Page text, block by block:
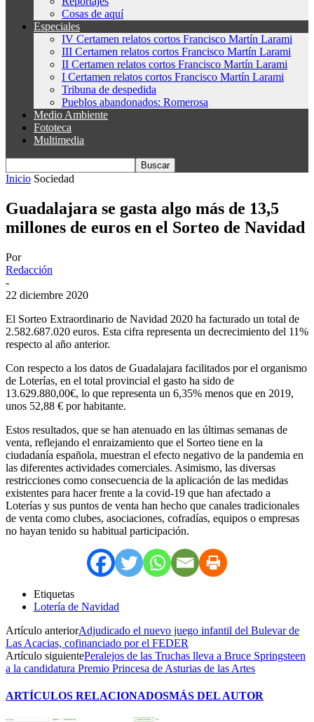
Cosas de aquí
Especiales
IV Certamen relatos cortos Francisco Martín Larami
III Certamen relatos cortos Francisco Martín Larami
II Certamen relatos cortos Francisco Martín Larami
I Certamen relatos cortos Francisco Martín Larami
Tribuna de despedida
Pueblos abandonados: Romerosa
Medio Ambiente
Fototeca
Multimedia
Inicio Sociedad
Guadalajara se gasta algo más de 13,5
millones de euros en el Sorteo de Navidad
Por
Redacción
-
22 diciembre 2020
El Sorteo Extraordinario de Navidad 2020 ha facturado un total de
2.582.687.020 euros. Esta cifra representa un decrecimiento del 11%
respecto al año anterior.
Con respecto a los datos de Guadalajara facilitados por el organismo
de Loterías, en el total provincial el gasto ha sido de
13.629.880,00€, lo que representa un 6,35% menos que en 2019,
unos 52,88 € por habitante.
Estos resultados, que se han atenuado en las últimas semanas de
venta, reflejando el enraizamiento que el Sorteo tiene en la
ciudadanía española, muestran el efecto negativo de la pandemia en
las diferentes actividades comerciales. Asimismo, las diversas
restricciones como consecuencia de la aplicación de las medidas
existentes para hacer frente a la covid-19 que han afectado a
Loterías y sus puntos de venta han hecho que canales tradicionales
de venta como clubes, asociaciones, cofradías, equipos o empresas
no hayan tenido su habitual participación.
Etiquetas
Lotería de Navidad
Artículo anteriorAdjudicado el nuevo juego infantil del Bulevar de
Las Acacias, cofinanciado por el FEDER
Artículo siguientePeralejos de las Truchas lleva a Bruce Springsteen
a la candidatura Premio Princesa de Asturias de las Artes
ARTÍCULOS RELACIONADOSMÁS DEL AUTOR